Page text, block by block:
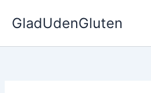
GladUdenGluten